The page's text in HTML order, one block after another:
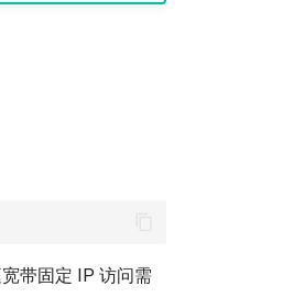
带固定 IP 访问需